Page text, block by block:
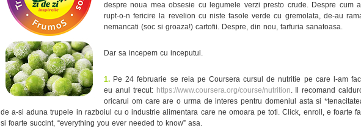
despre noua mea obsesie cu legumele verzi presto crude. Despre cum
rupt-o-n fericire la revelion cu niste fasole verde cu gremolata, de-au
nemancati (soc si groaza!) cartofii. Despre, din nou, farfuria sanatoasa.
Dar sa incepem cu inceputul.
1. Pe 24 februarie se reia pe Coursera cursul de nutritie pe care l-am
eu anul trecut: https://www.coursera.org/course/nutrition . Il recomand
oricarui om care are o urma de interes pentru domeniul asta si
de a-si aduna trupele in razboiul cu o industrie alimentara care ne omoara pe toti. Click, enroll, e foarte
si foarte succint, “everything you ever needed to know” asa.